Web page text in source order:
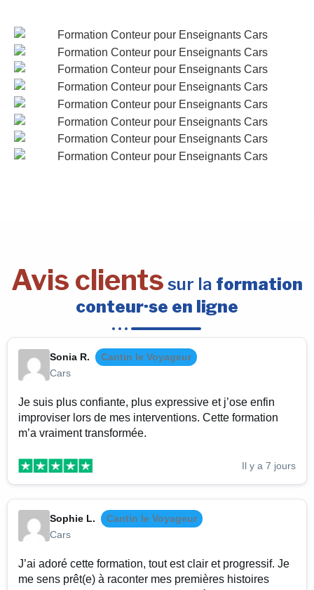
Avis clients sur la formation
conteur·se en ligne
Sonia R.
Cantin le Voyageur
Cars
Je suis plus confiante, plus expressive et j’ose enfin
improviser lors de mes interventions. Cette formation
m’a vraiment transformée.
Il y a 7 jours
Sophie L.
Cantin le Voyageur
Cars
J’ai adoré cette formation, tout est clair et progressif. Je
me sens prêt(e) à raconter mes premières histoires